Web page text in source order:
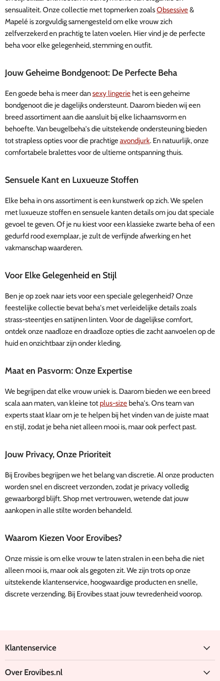
sensualiteit. Onze collectie met topmerken zoalsObsessive&
Mapelé is zorgvuldig samengesteld om elke vrouw zich
zelfverzekerd en prachtig te laten voelen. Hier vind je de perfecte
beha voor elke gelegenheid, stemming en outfit.
Jouw Geheime Bondgenoot: De Perfecte Beha
Een goede beha is meer dansexy lingerie het is een geheime
bondgenoot die je dagelijks ondersteunt. Daarom bieden wij een
breed assortiment aan die aansluit bij elke lichaamsvorm en
behoefte. Van beugelbeha's die uitstekende ondersteuning bieden
tot strapless opties voor die prachtigeavondjurk. En natuurlijk, onze
comfortabele bralettes voor de ultieme ontspanning thuis.
Sensuele Kant en Luxueuze Stoffen
Elke beha in ons assortiment is een kunstwerk op zich. We spelen
met luxueuze stoffen en sensuele kanten details om jou dat speciale
gevoel te geven. Of je nu kiest voor een klassieke zwarte beha of een
gedurfd rood exemplaar, je zult de verfijnde afwerking en het
vakmanschap waarderen.
Voor Elke Gelegenheid en Stijl
Ben je op zoek naar iets voor een speciale gelegenheid? Onze
feestelijke collectie bevat beha's met verleidelijke details zoals
strass-steentjes en satijnen linten. Voor de dagelijkse comfort,
ontdek onze naadloze en draadloze opties die zacht aanvoelen op de
huid en onzichtbaar zijn onder kleding.
Maat en Pasvorm: Onze Expertise
We begrijpen dat elke vrouw uniek is. Daarom bieden we een breed
scala aan maten, van kleine tot plus-size beha's. Ons team van
experts staat klaar om je te helpen bij het vinden van de juiste maat
en stijl, zodat je beha niet alleen mooi is, maar ook perfect past.
Jouw Privacy, Onze Prioriteit
Bij Erovibes begrijpen we het belang van discretie. Al onze producten
worden snel en discreet verzonden, zodat je privacy volledig
gewaarborgd blijft. Shop met vertrouwen, wetende dat jouw
aankopen in alle stilte worden behandeld.
Waarom Kiezen Voor Erovibes?
Onze missie is om elke vrouw te laten stralen in een beha die niet
alleen mooi is, maar ook als gegoten zit. We zijn trots op onze
uitstekende klantenservice, hoogwaardige producten en snelle,
discrete verzending. Bij Erovibes staat jouw tevredenheid voorop.
Klantenservice
Over Erovibes.nl